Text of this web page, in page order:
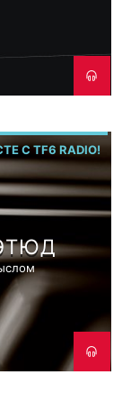
С TF6 RADIO!
со смыслом